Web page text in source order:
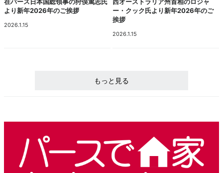
より新年2026年のご挨拶
2026.1.15
ー・クック氏より新年2026年のご
挨拶
2026.1.15
もっと見る